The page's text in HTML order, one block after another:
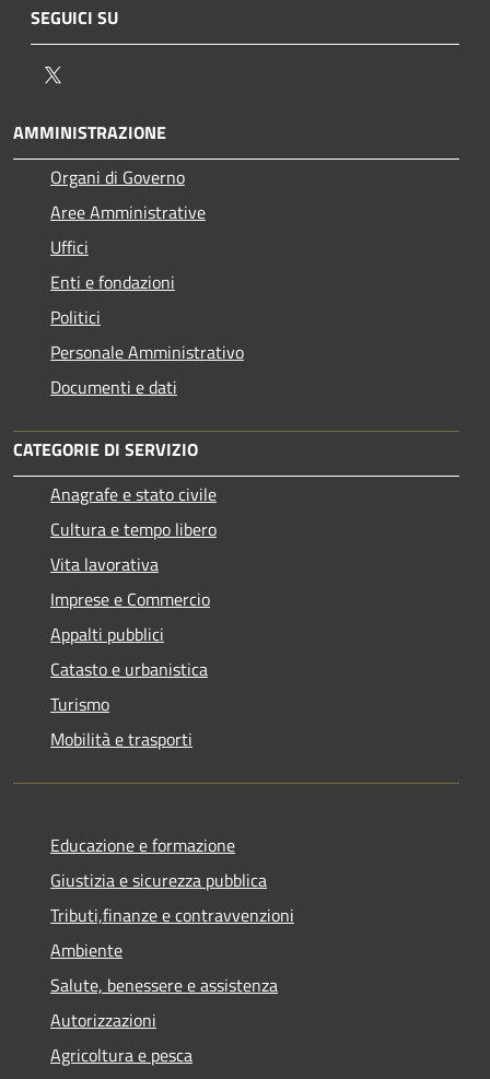
SEGUICI SU
AMMINISTRAZIONE
Organi di Governo
Aree Amministrative
Uffici
Enti e fondazioni
Politici
Personale Amministrativo
Documenti e dati
CATEGORIE DI SERVIZIO
Anagrafe e stato civile
Cultura e tempo libero
Vita lavorativa
Imprese e Commercio
Appalti pubblici
Catasto e urbanistica
Turismo
Mobilità e trasporti
Educazione e formazione
Giustizia e sicurezza pubblica
Tributi,finanze e contravvenzioni
Ambiente
Salute, benessere e assistenza
Autorizzazioni
Agricoltura e pesca